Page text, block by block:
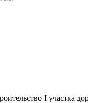
I участка